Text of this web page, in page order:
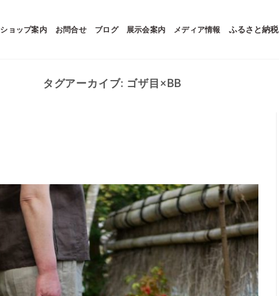
ショップ案内 お問合せ ブログ 展示会案内 メディア情報 ふるさと納税
タグアーカイブ: ゴザ目×BB